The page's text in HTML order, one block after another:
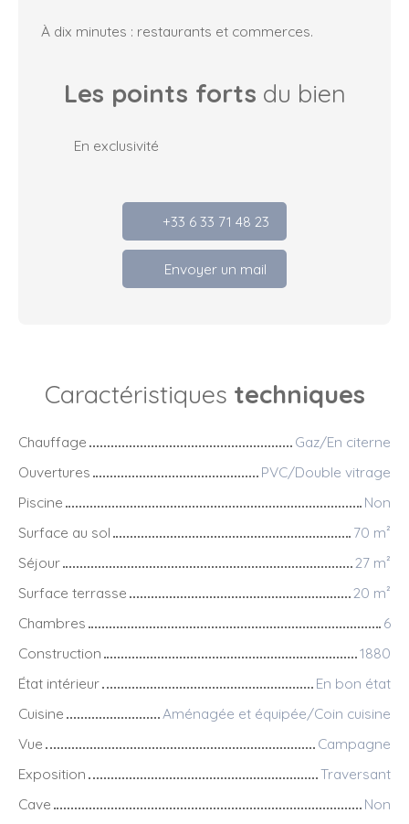
À dix minutes : restaurants et commerces.
Les points forts du bien
En exclusivité
+33 6 33 71 48 23
Envoyer un mail
Caractéristiques techniques
Chauffage
Gaz/En citerne
Ouvertures
PVC/Double vitrage
Piscine
Non
Surface au sol
70 m²
Séjour
27 m²
Surface terrasse
20 m²
Chambres
6
Construction
1880
État intérieur
En bon état
Cuisine
Aménagée et équipée/Coin cuisine
Vue
Campagne
Exposition
Traversant
Cave
Non